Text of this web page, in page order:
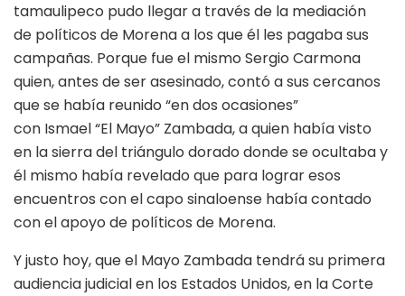
tamaulipeco pudo llegar a través de la mediación
de políticos de Morena a los que él les pagaba sus
campañas. Porque fue el mismo Sergio Carmona
quien, antes de ser asesinado, contó a sus cercanos
que se había reunido “en dos ocasiones”
con Ismael “El Mayo” Zambada, a quien había visto
en la sierra del triángulo dorado donde se ocultaba y
él mismo había revelado que para lograr esos
encuentros con el capo sinaloense había contado
con el apoyo de políticos de Morena.
Y justo hoy, que el Mayo Zambada tendrá su primera
audiencia judicial en los Estados Unidos, en la Corte